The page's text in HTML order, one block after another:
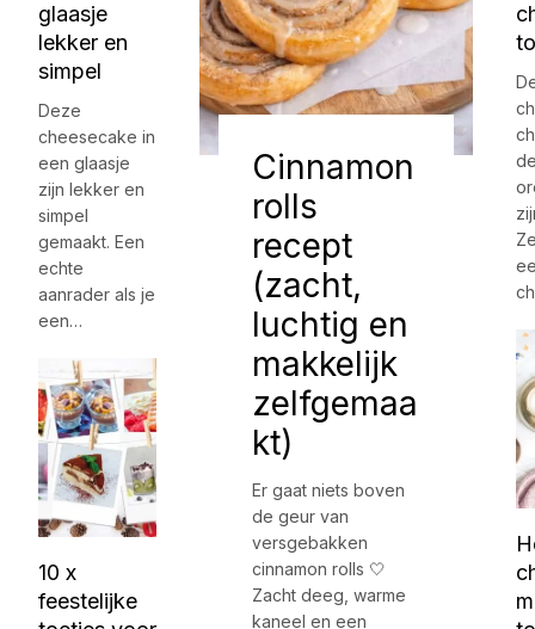
glaasje
lekker en
simpel
Deze
cheesecake in
een glaasje
zijn lekker en
simpel
gemaakt. Een
echte
aanrader als je
een…
10 x
feestelijke
Cinnamon
rolls
recept
(zacht,
luchtig en
makkelijk
zelfgemaa
kt)
Er gaat niets boven
de geur van
versgebakken
cinnamon rolls 🤍
Zacht deeg, warme
kaneel en een